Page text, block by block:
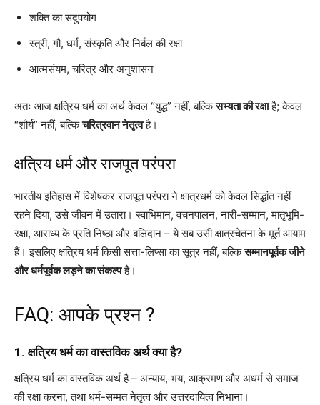
शक्ति का सदुपयोग
स्त्री, गौ, धर्म, संस्कृति और निर्बल की रक्षा
आत्मसंयम, चरित्र और अनुशासन
अतः आज क्षत्रिय धर्म का अर्थ केवल “युद्ध” नहीं, बल्किसभ्यता की रक्षाहै; केवल
“शौर्य” नहीं, बल्किचरित्रवान नेतृत्वहै।
क्षत्रिय धर्म औरराजपूत परंपरा
भारतीय इतिहास में विशेषकर राजपूत परंपरा ने क्षात्रधर्म को केवल सिद्धांत नहीं
रहने दिया, उसे जीवन में उतारा। स्वाभिमान, वचनपालन, नारी-सम्मान, मातृभूमि-
रक्षा, आराध्य के प्रति निष्ठा और बलिदान – ये सब उसी क्षात्रचेतना के मूर्त आयाम
हैं। इसलिए क्षत्रिय धर्म किसी सत्ता-लिप्सा का सूत्र नहीं, बल्किसम्मानपूर्वक जीने
और धर्मपूर्वक लड़ने का संकल्पहै।
FAQ: आपके प्रश्न ?
1. क्षत्रिय धर्म का वास्तविक अर्थ क्या है?
क्षत्रिय धर्म का वास्तविक अर्थ है – अन्याय, भय, आक्रमण और अधर्म से समाज
की रक्षा करना, तथा धर्म-सम्मत नेतृत्व और उत्तरदायित्व निभाना।